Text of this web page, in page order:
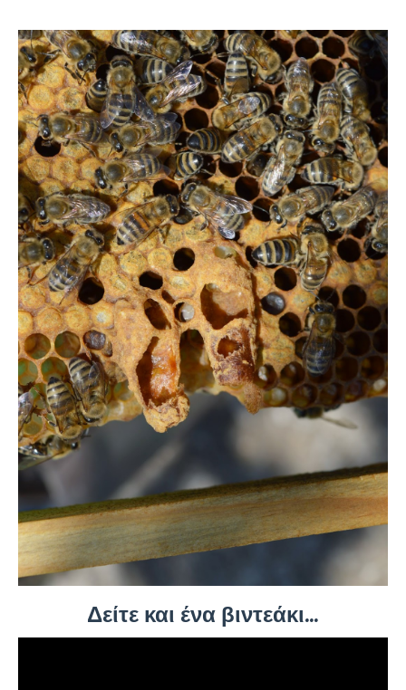
Δείτε και ένα βιντεάκι...